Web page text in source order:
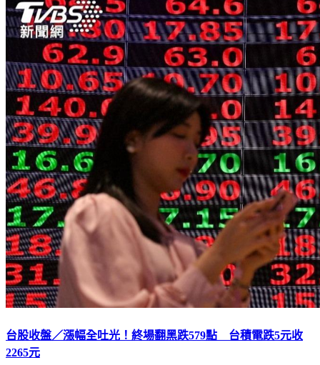
台股收盤／漲幅全吐光！終場翻黑跌579點 台積電跌5元收
2265元